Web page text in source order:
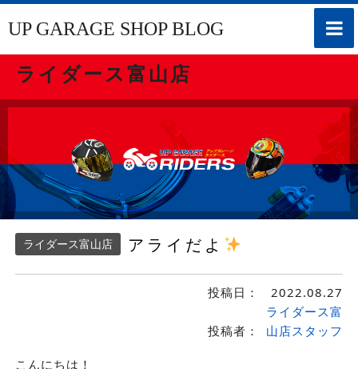
toggle
UP GARAGE SHOP BLOG
ライダース富山店
ライダース富山店 アライだよ
投稿日： 2022.08.27
投稿者：
ライダース富
山店スタッフ
こんにちは！